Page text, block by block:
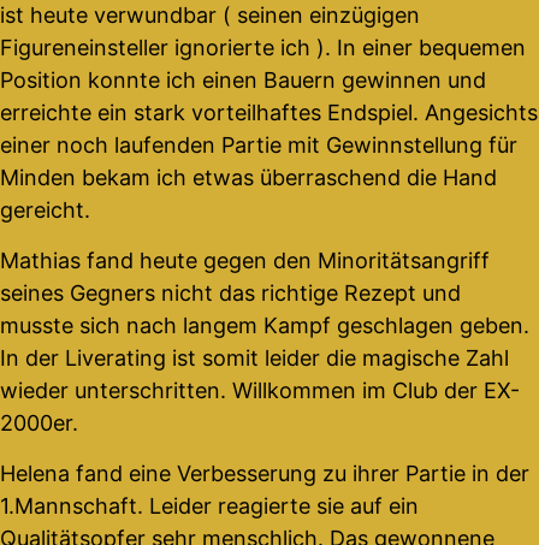
ist heute verwundbar ( seinen einzügigen
Figureneinsteller ignorierte ich ). In einer bequemen
Position konnte ich einen Bauern gewinnen und
erreichte ein stark vorteilhaftes Endspiel. Angesichts
einer noch laufenden Partie mit Gewinnstellung für
Minden bekam ich etwas überraschend die Hand
gereicht.
Mathias fand heute gegen den Minoritätsangriff
seines Gegners nicht das richtige Rezept und
musste sich nach langem Kampf geschlagen geben.
In der Liverating ist somit leider die magische Zahl
wieder unterschritten. Willkommen im Club der EX-
2000er.
Helena fand eine Verbesserung zu ihrer Partie in der
1.Mannschaft. Leider reagierte sie auf ein
Qualitätsopfer sehr menschlich. Das gewonnene